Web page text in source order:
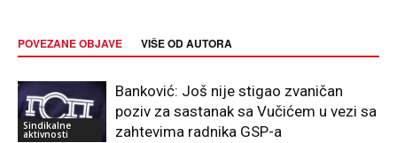
POVEZANE OBJAVE VIŠE OD AUTORA
Sindikalne
aktivnosti
Banković: Još nije stigao zvaničan
poziv za sastanak sa Vučićem u vezi sa
zahtevima radnika GSP-a